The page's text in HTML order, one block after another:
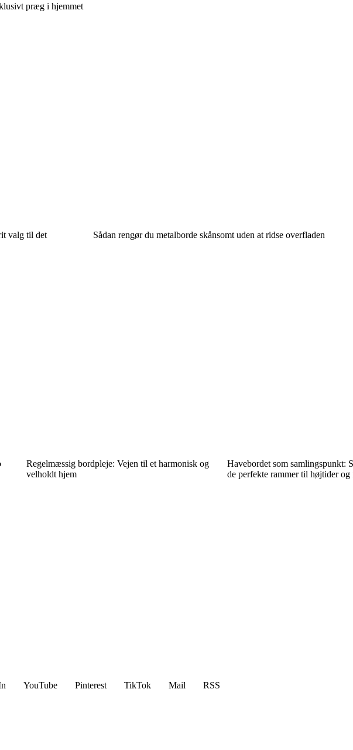
præg i hjemmet
valg til det
Sådan rengør du metalborde skånsomt uden at ridse overfladen
Regelmæssig bordpleje: Vejen til et harmonisk og
velholdt hjem
Havebordet som samlingspunkt:
de perfekte rammer til højtider og
YouTube Pinterest TikTok Mail
RSS